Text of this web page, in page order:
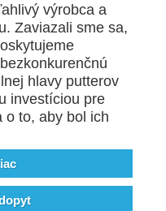
výrobca a
Zaviazali sme sa,
hlavy putterov
investíciou pre
o to, aby bol ich